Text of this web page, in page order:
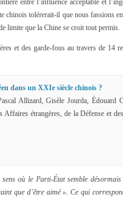
entre l’influence acceptable et
chinois tolérerait-il que nous fassions
limite que la Chine se croit tout permis.
et des garde-fous au travers de 14
dans un XXIe siècle chinois ?
Allizard, Gisèle Jourda, Édouard
étrangères, de la Défense et
où le Parti-État semble désormais
que d’être aimé ». Ce qui